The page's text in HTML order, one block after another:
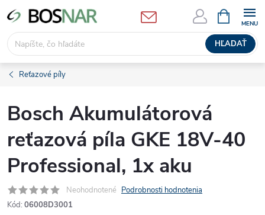
Prejsť
na
obsah
HĽADAŤ
KOŠÍK
Reťazové píly
Bosch Akumulátorová
reťazová píla GKE 18V-40
Professional, 1x aku
Neohodnotené Podrobnosti hodnotenia
Kód: 06008D3001